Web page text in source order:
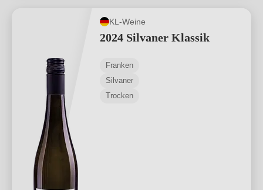
KL-Weine
2024 Silvaner Klassik
Franken
Silvaner
Trocken